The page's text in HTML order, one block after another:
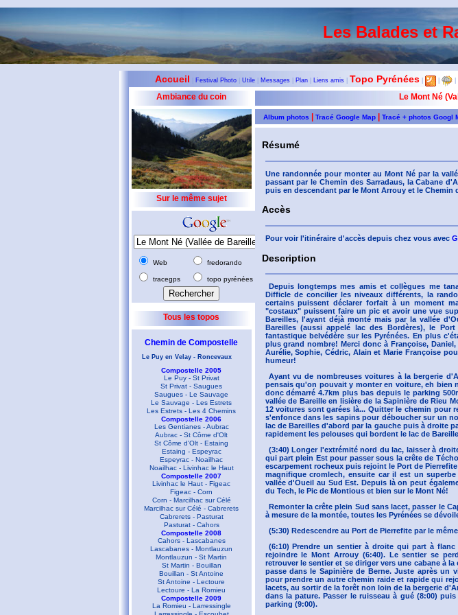
Les Balades et
Accueil Festival Photo| Utile| Messages| Plan| Liens amis| Topo Pyrénées| | |
Ambiance du coin
Sur le même sujet
Web fredorando
tracegps topo pyrénées
Tous les topos
Chemin de Compostelle
Le Puy en Velay - Roncevaux
Compostelle 2005
Le Puy - St Privat
St Privat - Saugues
Saugues - Le Sauvage
Le Sauvage - Les Estrets
Les Estrets - Les 4 Chemins
Compostelle 2006
Les Gentianes - Aubrac
Aubrac - St Côme d'Olt
St Côme d'Olt - Estaing
Estaing - Espeyrac
Espeyrac - Noailhac
Noailhac - Livinhac le Haut
Compostelle 2007
Livinhac le Haut - Figeac
Figeac - Corn
Corn - Marcilhac sur Célé
Marcilhac sur Célé - Cabrerets
Cabrerets - Pasturat
Pasturat - Cahors
Compostelle 2008
Cahors - Lascabanes
Lascabanes - Montlauzun
Montlauzun - St Martin
St Martin - Bouillan
Bouillan - St Antoine
St Antoine - Lectoure
Lectoure - La Romieu
Compostelle 2009
La Romieu - Larressingle
Le Mont Né
Album photos Tracé Google Map| Tracé + photos Googl
Résumé
Une randonnée pour monter au Mont Né par la
passant par le Chemin des Sarradaus, la Cabane
puis en descendant par le Mont Arrouy et le Chemin
Accès
Pour voir l'itinéraire d'accès depuis chez vous avec
Description
Depuis longtemps mes amis et collègues me
Difficle de concilier les niveaux différents, la
certains puissent déclarer forfait à un moment
"costaux" puissent faire un pic et avoir une vue
Bareilles, l'ayant déjà monté mais par la vallée
Bareilles (aussi appelé lac des Bordères), le
fantastique belvédère sur les Pyrénées. En plus
plus grand nombre! Merci donc à Françoise,
Aurélie, Sophie, Cédric, Alain et Marie Françoise
humeur!
Ayant vu de nombreuses voitures à la bergerie
pensais qu'on pouvait y monter en voiture, eh bien
donc démarré 4.7km plus bas depuis le parking
vallée de Bareille en lisière de la Sapinière de Rieu
12 voitures sont garées là... Quitter le chemin pour
s'enfonce dans les sapins pour déboucher sur un
lac de Bareilles d'abord par la gauche puis à droite
rapidement les pelouses qui bordent le lac de
(3:40) Longer l'extrémité nord du lac, laisser à
qui part plein Est pour passer sous la crête de
escarpement rocheux puis rejoint le Port de
magnifique cromlech, ensuite car il est un
vallée d'Oueil au Sud Est. Depuis là on peut
du Tech, le Pic de Montious et bien sur le Mont Né!
Remonter la crête plein Sud sans lacet, passer le
à mesure de la montée, toutes les Pyrénées se
(5:30) Redescendre au Port de Pierrefite par le
(6:10) Prendre un sentier à droite qui part à
rejoindre le Mont Arrouy (6:40). Le sentier se
retrouver le sentier et se diriger vers une cabane à
passe dans le Sapinière de Berne. Juste après un
pour prendre un autre chemin raide et rapide qui
lacets, au sortir de la forêt non loin de la bergerie
dans la pature. Passer le ruisseau à gué (8:00)
parking (9:00).